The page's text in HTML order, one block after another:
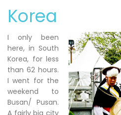
Korea
I only been
here, in South
Korea, for less
than 62 hours.
I went for the
weekend to
Busan/ Pusan.
A fairly big city